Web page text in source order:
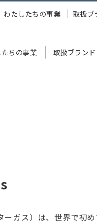
ちの事業 取扱ブランド
わたしたちの事業 取扱ブ
ーガス）は、世界で初